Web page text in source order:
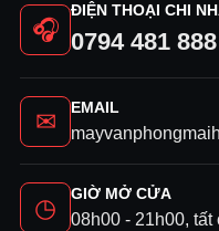
🎧
ĐIỆN THOẠI CHI
0794 481 888
✉ EMAIL
◷ GIỜ MỞ CỬA
08h00 - 21h00, tất